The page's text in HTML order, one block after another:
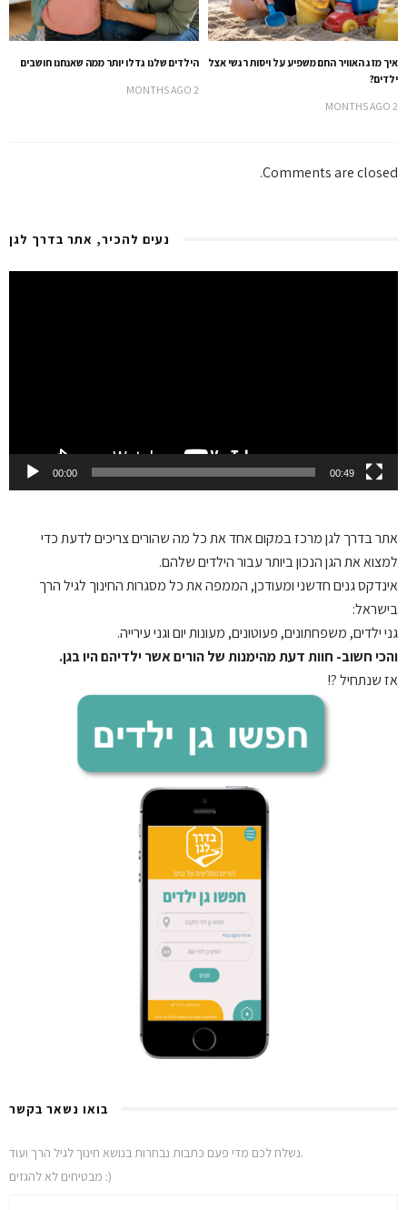
הילדים שלנו גדלו יותר ממה שאנחנו חושבים
2 MONTHS AGO
איך מזג האוויר החם משפיע על ויסות רגשי אצל
ילדים?
2 MONTHS AGO
Comments are closed.
נעים להכיר, אתר בדרך לגן
00:00 00:49
אתר בדרך לגןמרכז במקום אחד את כל מה שהורים צריכים לדעת כדי
למצוא את הגן הנכון ביותר עבור הילדים שלהם.
אינדקס גנים חדשני ומעודכן, הממפה את כל מסגרות החינוך לגיל הרך
בישראל:
גני ילדים, משפחתונים, פעוטונים, מעונות יום וגני עירייה.
והכי חשוב- חוות דעת מהימנות של הורים אשר ילדיהם היו בגן.
אז שנתחיל ?!
בואו נשאר בקשר
נשלח לכם מדי פעם כתבות נבחרות בנושא חינוך לגיל הרך ועוד.
מבטיחים לא להגזים :)